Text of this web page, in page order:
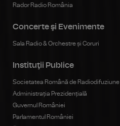
Rador Radio România
Concerte şi Evenimente
Sala Radio & Orchestre și Coruri
Instituţii Publice
Societatea Română de Radiodifuziune
Administrația Prezidențială
Guvernul României
Parlamentul României